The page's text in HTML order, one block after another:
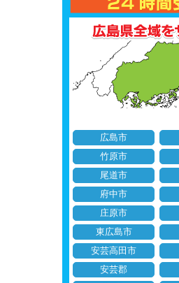
広島市
竹原市
尾道市
府中市
庄原市
東広島市
安芸高田市
安芸郡